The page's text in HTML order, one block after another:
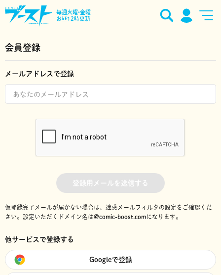
毎週火曜•金曜
お昼12時更新
会員登録
メールアドレスで登録
登録用メールを送信する
仮登録完了メールが届かない場合は、迷惑メールフィルタの設定をご確認くだ
さい。 設定いただくドメイン名は@comic-boost.comになります。
他サービスで登録する
Googleで登録